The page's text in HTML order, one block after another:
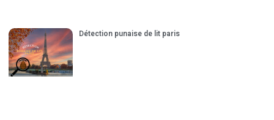
Détection punaise de lit paris